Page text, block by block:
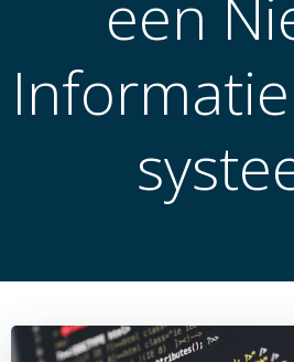
een